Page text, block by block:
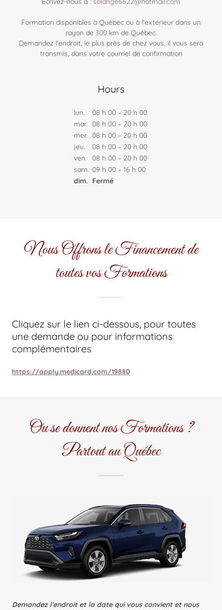
Formation disponibles à Québec ou à l'extérieur dans un
rayon de 300km de Québec.
Demandez l'endroit, le plus près de chez vous, il vous sera
Hours
lun.
08 h 00 – 20 h 00
mar. 08 h 00 – 20 h 00
mer. 08 h 00 – 20 h 00
jeu.
08 h 00 – 20 h 00
ven.
08 h 00 – 20 h 00
sam. 09 h 00 – 16 h 00
dim. Fermé
Nous Offrons le Financement de
toutes vos Formations
Cliquez sur le lien ci-dessous, pour toutes
une demande ou pour informations
complémentaires
https://apply.medicard.com/19880
Ou se donnent nos Formations ?
Partout au Québec
Demandez l'endroit et la date qui vous convient et nous